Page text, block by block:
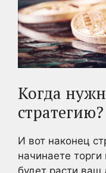
Когда
стратегию?
И вот наконец
начинаете
будет расти ваш